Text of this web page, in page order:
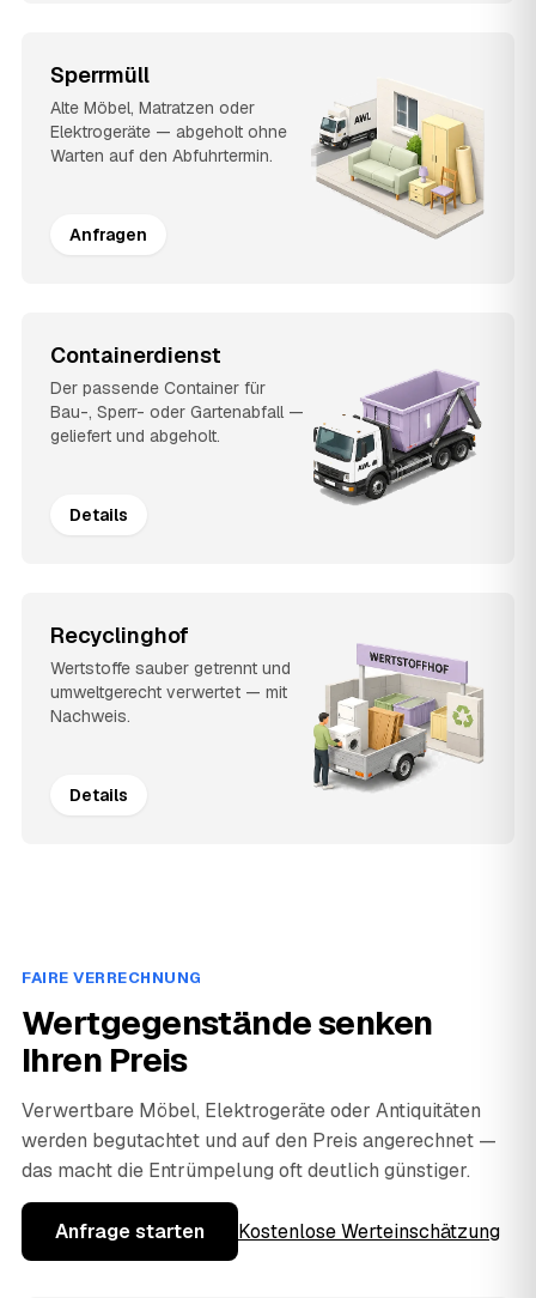
Sperrmüll
Alte Möbel, Matratzen oder
Elektrogeräte — abgeholt ohne
Warten auf den Abfuhrtermin.
Anfragen
Containerdienst
Der passende Container für
Bau-, Sperr- oder Gartenabfall —
geliefert und abgeholt.
Details
Recyclinghof
Wertstoffe sauber getrennt und
umweltgerecht verwertet — mit
Nachweis.
Details
FAIRE VERRECHNUNG
Wertgegenstände senken
Ihren Preis
Verwertbare Möbel, Elektrogeräte oder Antiquitäten
werden begutachtet und auf den Preis angerechnet —
das macht die Entrümpelung oft deutlich günstiger.
Anfrage starten Kostenlose Werteinschätzung